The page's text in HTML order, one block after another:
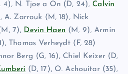
4), N. Tjoe a On (D, 24), Calvin
A. Zarrouk (M, 18), Nick
7), Devin Haen (M, 9), Armin
Thomas Verheydt (F, 28)
Berg (G, 16), Chiel Keizer (D,
(D, 17), O. Achouitar (35),